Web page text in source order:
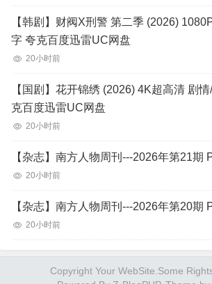
【韩剧】财阀X刑警 第二季 (2026)
字 夸克百度迅雷UC网盘
20小时前
【国剧】花开锦绣 (2026) 4K超高清 剧
克百度迅雷UC网盘
20小时前
【杂志】南方人物周刊---2026年第21期
20小时前
【杂志】南方人物周刊---2026年第20期
20小时前
Copyright Your WebSite.Some